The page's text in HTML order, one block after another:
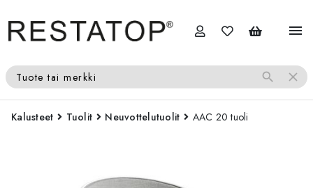
menu
Tuote tai merkki search close
Kalusteet Tuolit Neuvottelutuolit AAC 20 tuoli